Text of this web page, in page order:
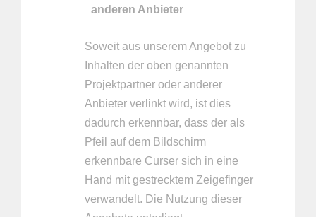
anderen Anbieter
Soweit aus unserem Angebot zu
Inhalten der oben genannten
Projektpartner oder anderer
Anbieter verlinkt wird, ist dies
dadurch erkennbar, dass der als
Pfeil auf dem Bildschirm
erkennbare Curser sich in eine
Hand mit gestrecktem Zeigefinger
verwandelt. Die Nutzung dieser